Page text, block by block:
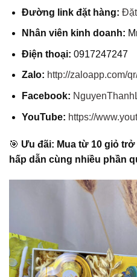
Đường link đặt hàng:
Nhân viên kinh doanh:
Điện thoại: 0917247247
Zalo: http://zaloapp.com/
Facebook:
YouTube: https://
🎯 Ưu đãi: Mua từ 10 giỏ
hấp dẫn cùng nhiều phần